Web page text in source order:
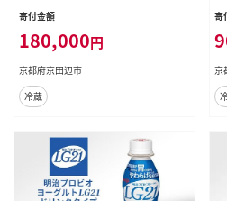
酸菌 機能性表示食品 飲むヨーグル
グルト飲料 乳酸菌飲料 冷蔵 京都
寄付金額
180,000円
京都府京田辺市
冷蔵
寄
京